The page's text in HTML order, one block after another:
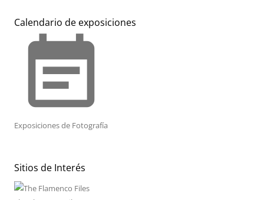
Calendario de exposiciones
event_note
Exposiciones de Fotografía
Sitios de Interés